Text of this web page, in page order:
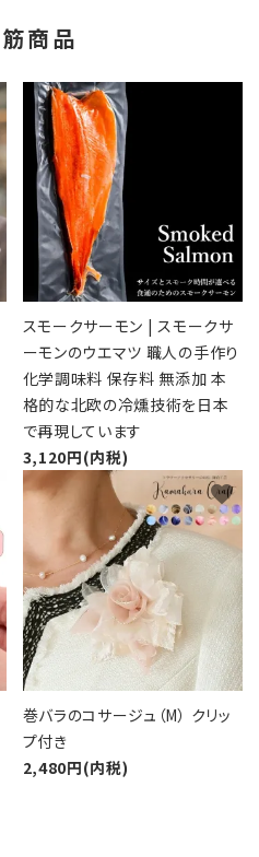
商品
スモークサーモン | スモークサ
ーモンのウエマツ 職人の手作り
化学調味料 保存料 無添加 本
格的な北欧の冷燻技術を日本
で再現しています
3,120円(内税)
巻バラのコサージュ（M） クリッ
プ付き
2,480円(内税)
favorite